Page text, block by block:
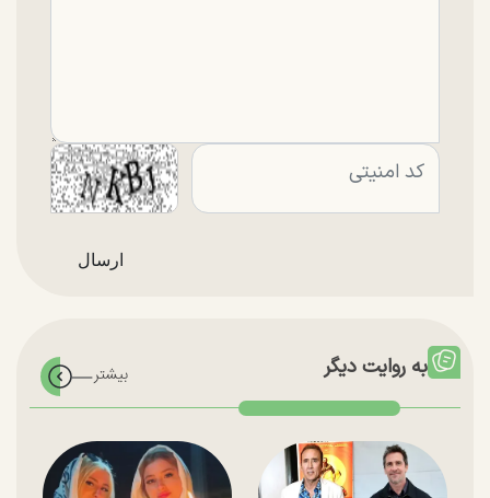
به روایت دیگر